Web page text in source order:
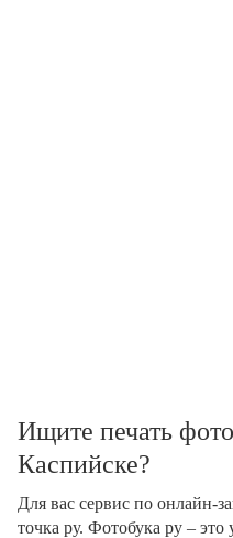
Ищите печать
Каспийске?
Для вас сервис по онлайн-
точка ру. Фотобука ру –